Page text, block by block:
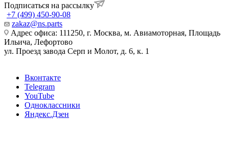
Подписаться на рассылку
+7 (499) 450-90-08
zakaz@ns.parts
Адрес офиса: 111250, г. Москва, м. Авиамоторная, Площадь
Ильича, Лефортово
ул. Проезд завода Серп и Молот, д. 6, к. 1
Вконтакте
Telegram
YouTube
Одноклассники
Яндекс.Дзен